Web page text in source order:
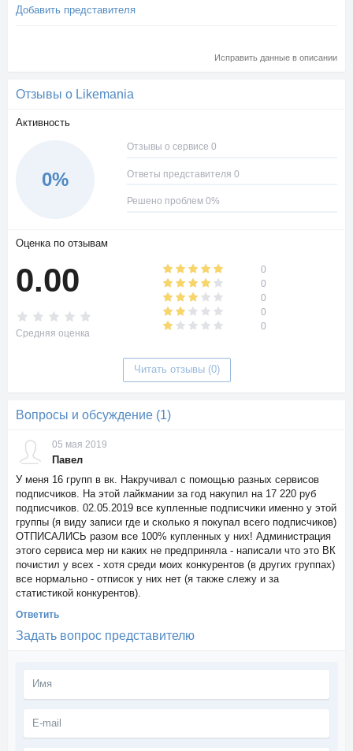
Добавить представителя
Исправить данные в описании
Отзывы о Likemania
Активность
0%
Отзывы о сервисе 0
Ответы представителя 0
Решено проблем 0%
Оценка по отзывам
0.00
Средняя оценка
0
0
0
0
0
Читать отзывы (0)
Вопросы и обсуждение (1)
05 мая 2019
Павел
У меня 16 групп в вк. Накручивал с помощью разных сервисов
подписчиков. На этой лайкмании за год накупил на 17 220 руб
подписчиков. 02.05.2019 все купленные подписчики именно у этой
группы (я виду записи где и сколько я покупал всего подписчиков)
ОТПИСАЛИСЬ разом все 100% купленных у них! Администрация
этого сервиса мер ни каких не предприняла - написали что это ВК
почистил у всех - хотя среди моих конкурентов (в других группах)
все нормально - отписок у них нет (я также слежу и за
статистикой конкурентов).
Ответить
Задать вопрос представителю